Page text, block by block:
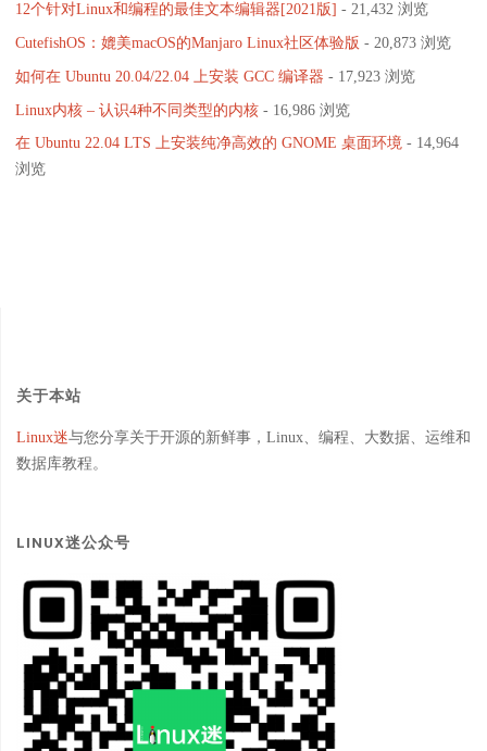
12个针对Linux和编程的最佳文本编辑器[2021版] - 21,432 浏览
CutefishOS：媲美macOS的Manjaro Linux社区体验版 - 20,873 浏览
如何在 Ubuntu 20.04/22.04 上安装 GCC 编译器 - 17,923 浏览
Linux内核 – 认识4种不同类型的内核- 16,986 浏览
在 Ubuntu 22.04 LTS 上安装纯净高效的 GNOME 桌面环境- 14,964
浏览
关于本站
Linux迷与您分享关于开源的新鲜事，Linux、编程、大数据、运维和
数据库教程。
LINUX迷公众号